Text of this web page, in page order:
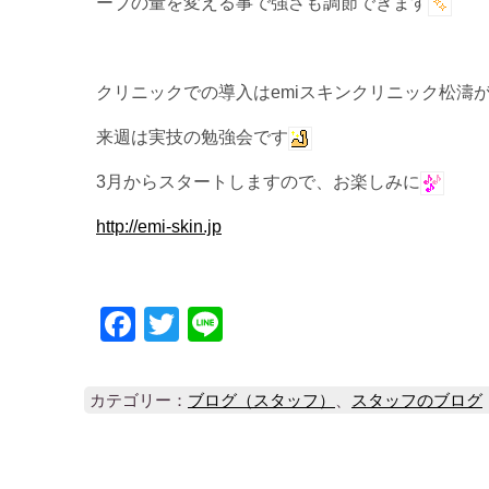
クリニックでの導入はemiスキンクリニック松濤
来週は実技の勉強会です
3月からスタートしますので、お楽しみに
http://emi-skin.jp
Facebook
Twitter
カテゴリー： ブログ（スタッフ） スタッフのブログ